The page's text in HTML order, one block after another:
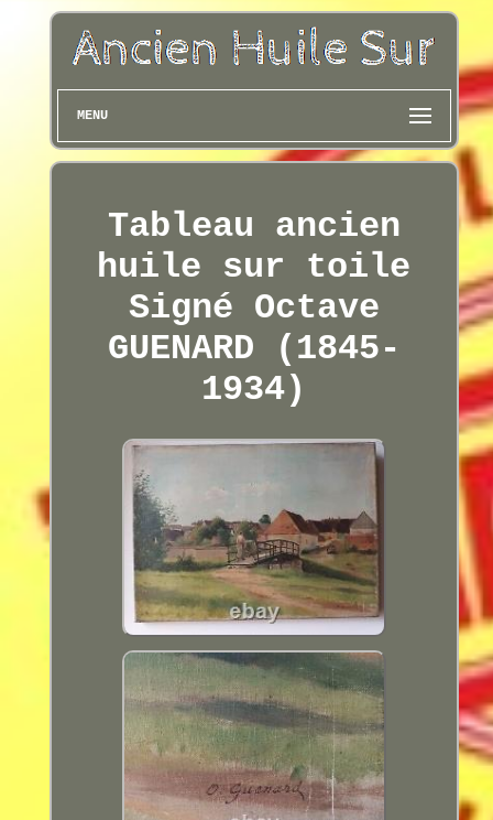
MENU
Tableau ancien
huile sur toile
Signé Octave
GUENARD (1845-
1934)